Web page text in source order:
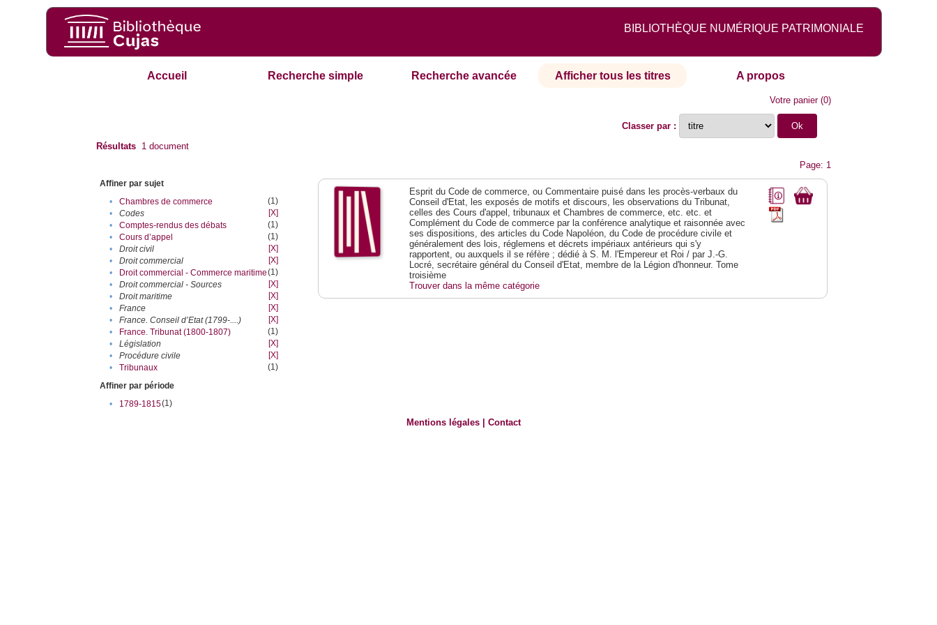
BIBLIOTHÈQUE NUMÉRIQUE PATRIMONIALE
Accueil Recherche simple Recherche avancée Afficher tous les titres A propos
Votre panier(0)
Classer par :
Résultats 1 document
Page: 1
Affiner par sujet
•
Chambres de commerce
(1)
•
Codes
[X]
•
Comptes-rendus des débats
(1)
•
Cours d’appel
(1)
•
Droit civil
[X]
•
Droit commercial
[X]
•
Droit commercial - Commerce maritime(1)
•
Droit commercial - Sources
[X]
•
Droit maritime
[X]
•
France
[X]
•
France. Conseil d’Etat (1799-....)
[X]
•
France. Tribunat (1800-1807)
(1)
•
Législation
[X]
•
Procédure civile
[X]
•
Tribunaux
(1)
Affiner par période
•
1789-1815(1)
Esprit du Code de commerce, ou Commentaire puisé dans les procès-verbaux du
Conseil d'Etat, les exposés de motifs et discours, les observations du Tribunat,
celles des Cours d'appel, tribunaux et Chambres de commerce, etc. etc. et
Complément du Code de commerce par la conférence analytique et raisonnée avec
ses dispositions, des articles du Code Napoléon, du Code de procédure civile et
généralement des lois, réglemens et décrets impériaux antérieurs qui s'y
rapportent, ou auxquels il se réfère ; dédié à S. M. l'Empereur et Roi / par J.-G.
Locré, secrétaire général du Conseil d'Etat, membre de la Légion d'honneur. Tome
troisième
Trouver dans la même catégorie
Mentions légales |Contact